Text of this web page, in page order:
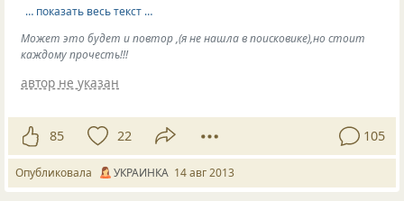
… показать весь текст …
Может это будет и повтор ,(я не нашла в поисковике),но стоит
каждому прочесть!!!
автор не указан
85 22 105
Опубликовала УКРАИНКА 14 авг 2013